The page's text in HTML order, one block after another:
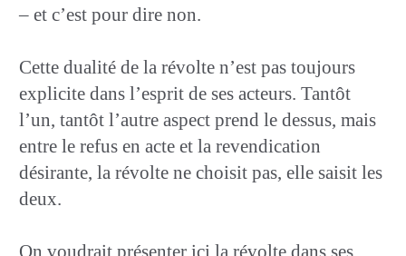
– et c’est pour dire non.
Cette dualité de la révolte n’est pas toujours
explicite dans l’esprit de ses acteurs. Tantôt
l’un, tantôt l’autre aspect prend le dessus, mais
entre le refus en acte et la revendication
désirante, la révolte ne choisit pas, elle saisit les
deux.
On voudrait présenter ici la révolte dans ses